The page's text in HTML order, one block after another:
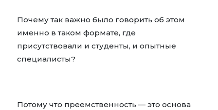
Почему так важно было говорить об этом
именно в таком формате, где
присутствовали и студенты, и опытные
специалисты?
Потому что преемственность — это основа